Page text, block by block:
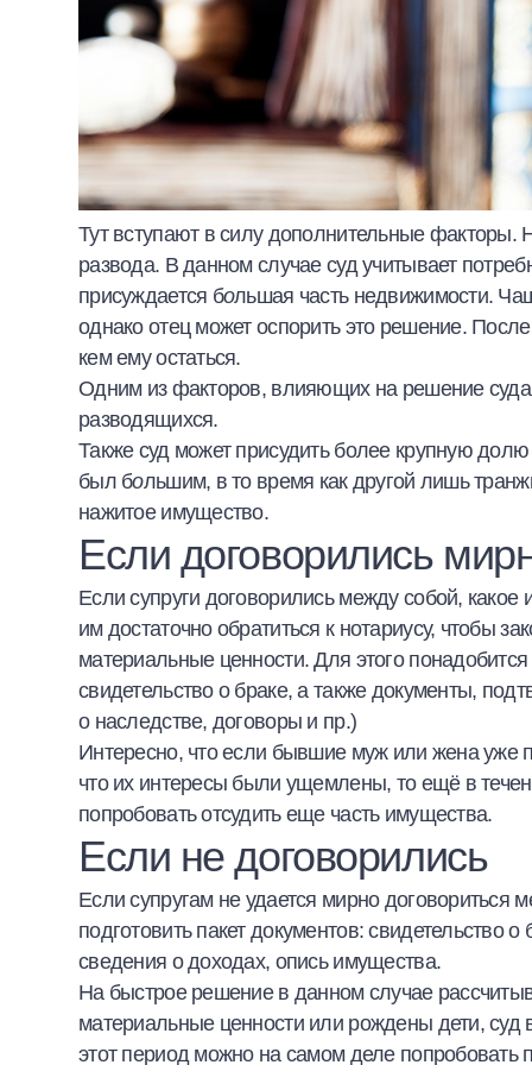
Тут вступают в силу дополнительные факторы.
развода. В данном случае суд учитывает
присуждается большая часть недвижимости.
однако отец может оспорить это решение.
кем ему остаться.
Одним из факторов, влияющих на решение суда,
разводящихся.
Также суд может присудить более крупную долю
был большим, в то время как другой лишь
нажитое имущество.
Если договорились
Если супруги договорились между собой, какое
им достаточно обратиться к нотариусу, чтобы
материальные ценности. Для этого
свидетельство о браке, а также документы,
о наследстве, договоры и пр.)
Интересно, что если бывшие муж или жена уже
что их интересы были ущемлены, то ещё в
попробовать отсудить еще часть имущества.
Если не договорились
Если супругам не удается мирно договориться
подготовить пакет документов: свидетельство
сведения о доходах, опись имущества.
На быстрое решение в данном случае
материальные ценности или рождены дети,
этот период можно на самом деле попробовать